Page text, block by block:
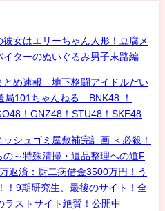
女はエリーちゃん人形！豆腐メ
ターのぬいぐるみ男子末路編
め速報 地下格闘アイドルだい
101ちゃんねる BNK48 ！
！GNZ48！STU48！SKE48
シュゴミ屋敷補完計画 ＜必殺！
～特殊清掃・遺品整理への道F
返済：厨二病借金3500万円！う
！9期研究生、最後のサイト！全
ラストサイト絶賛！公開中